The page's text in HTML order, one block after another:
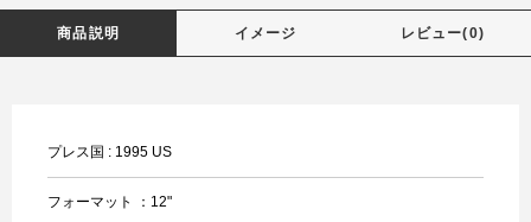
商品説明 イメージ レビュー(0)
プレス国 : 1995 US
フォーマット ：12"